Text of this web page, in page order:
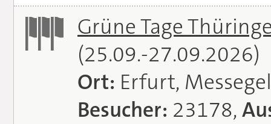
Grüne Tage
(25.09.-27.09.2026)
Ort: Erfurt,
Besucher: 23178,